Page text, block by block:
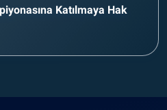
Katılmaya Hak